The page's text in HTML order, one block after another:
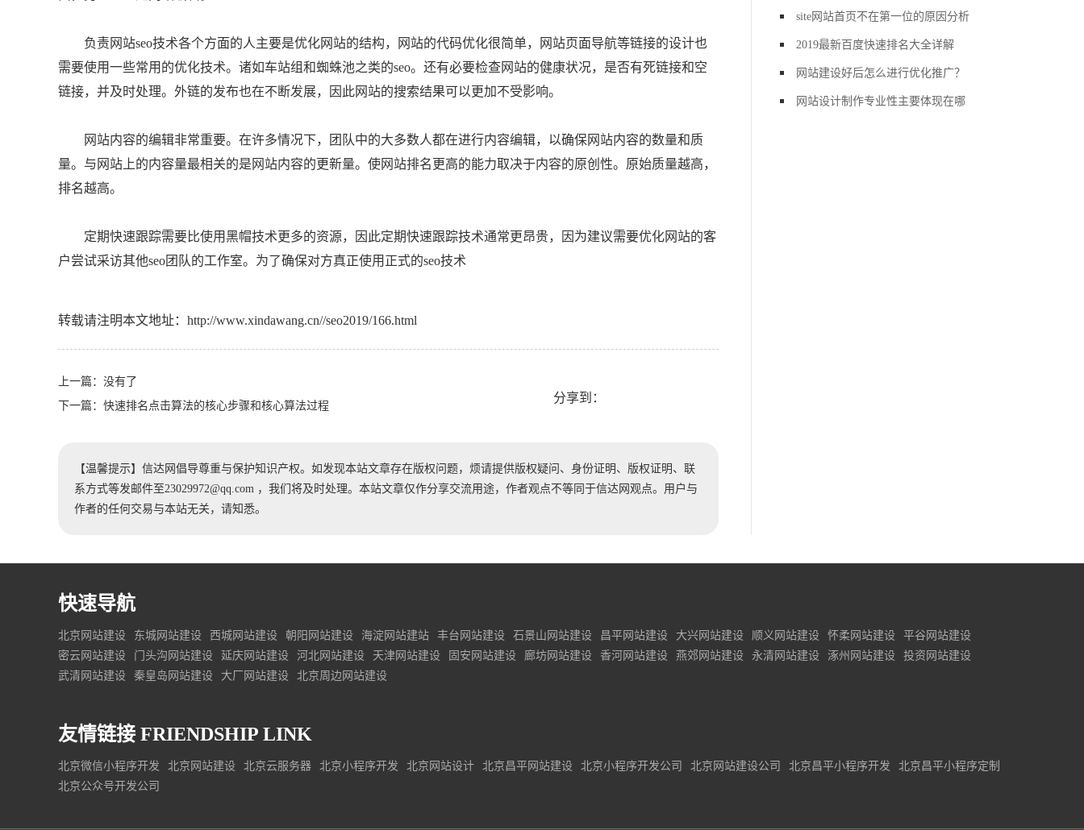
负责网站seo技术各个方面的人主要是优化网站的结构，网站的代码优化很简单，网站页面导航等链接的设计也
需要使用一些常用的优化技术。诸如车站组和蜘蛛池之类的seo。还有必要检查网站的健康状况，是否有死链接和空
链接，并及时处理。外链的发布也在不断发展，因此网站的搜索结果可以更加不受影响。
网站内容的编辑非常重要。在许多情况下，团队中的大多数人都在进行内容编辑，以确保网站内容的数量和质
量。与网站上的内容量最相关的是网站内容的更新量。使网站排名更高的能力取决于内容的原创性。原始质量越高，
排名越高。
定期快速跟踪需要比使用黑帽技术更多的资源，因此定期快速跟踪技术通常更昂贵，因为建议需要优化网站的客
户尝试采访其他seo团队的工作室。为了确保对方真正使用正式的seo技术
转载请注明本文地址： http://www.xindawang.cn//seo2019/166.html
上一篇：没有了
下一篇： 快速排名点击算法的核心步骤和核心算法过程
分享到：
【温馨提示】信达网倡导尊重与保护知识产权。如发现本站文章存在版权问题，烦请提供版权疑问、身份证明、版权证明、联
系方式等发邮件至23029972@qq.com ，我们将及时处理。本站文章仅作分享交流用途，作者观点不等同于信达网观点。用户与
作者的任何交易与本站无关，请知悉。
site网站首页不在第一位的原因分析
2019最新百度快速排名大全详解
网站建设好后怎么进行优化推广？
网站设计制作专业性主要体现在哪
快速导航
北京网站建设 东城网站建设 西城网站建设 朝阳网站建设 海淀网站建站 丰台网站建设 石景山网站建设 昌平网站建设 大兴网站建设 顺义网站建设 怀柔网站建设
平谷网站建设
密云网站建设
门头沟网站建设 延庆网站建设 河北网站建设 天津网站建设 固安网站建设 廊坊网站建设 香河网站建设 燕郊网站建设 永清网站建设 涿州网站建设
投资网站建设
武清网站建设
秦皇岛网站建设 大厂网站建设 北京周边网站建设
友情链接 FRIENDSHIP LINK
北京微信小程序开发 北京网站建设 北京云服务器 北京小程序开发 北京网站设计 北京昌平网站建设 北京小程序开发公司 北京网站建设公司 北京昌平小程序开发
北京昌平小程序定制
北京公众号开发公司